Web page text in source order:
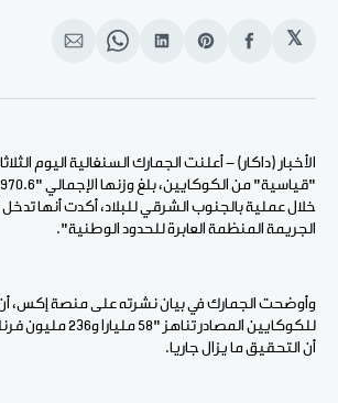
𝕏
انشر
الفيسبوك
Share
Pinterest
انشر
لينكد
Share
WhatsApp
انشر
الإيميل
الأخبار (داكار) - أعلنت الجمارك السنغالية اليوم
خلال عملية بالجنوب الشرقي للبلاد، أكدت أنها
الجريمة المنظمة العابرة للحدود الوطنية".
وأوضحت الجمارك في بيان نشرته على منصة إكس، أن
للكوكايين المصادر
أن التحقيق ما يزال جاريا.